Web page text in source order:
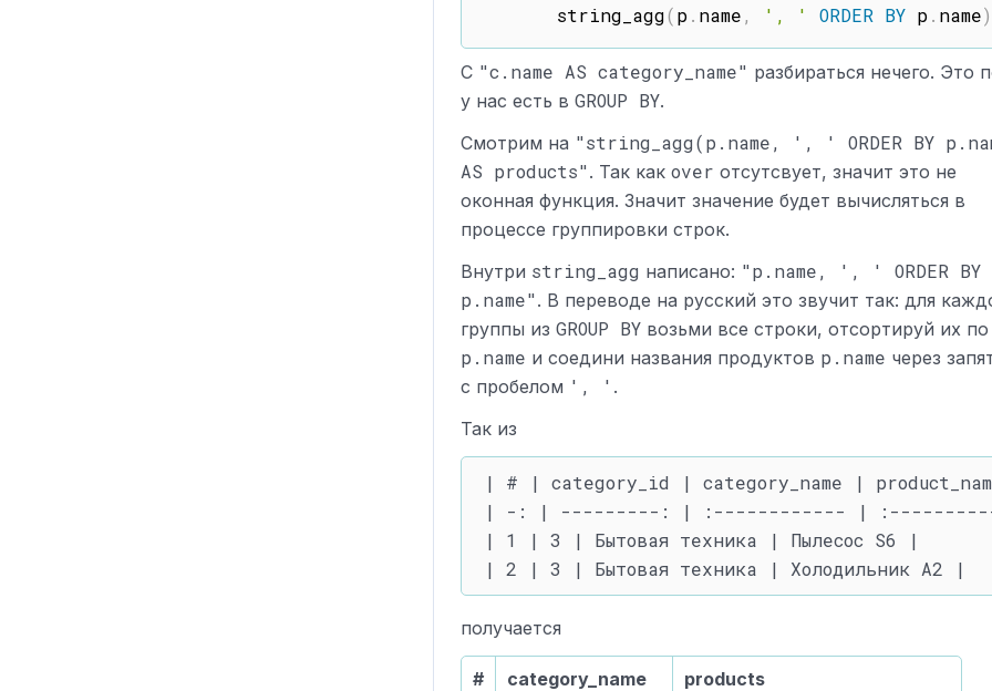
       string_agg
(p. name, ', ' ORDER BY p. name)
С "c.name AS category_name" разбираться нечего. Это
у нас есть в GROUP BY.
Смотрим на "string_agg(p.name, ', ' ORDER BY
AS products" . Так как over отсутсвует, значит это не
оконная функция. Значит значение будет вычисляться в
процессе группировки строк.
Внутри string_agg написано: "p.name, ', ' ORDER BY
p.name" . В переводе на русский это звучит так: для
группы из GROUP BYвозьми все строки, отсортируй их по
p.name и соедини названия продуктов p.name через
с пробелом ', ' .
Так из
| # | category_id | category_name |
| -: | ---------: | :------------ |
| 1 | 3 | Бытовая техника | Пылесос S6 |
получается
# category_name products